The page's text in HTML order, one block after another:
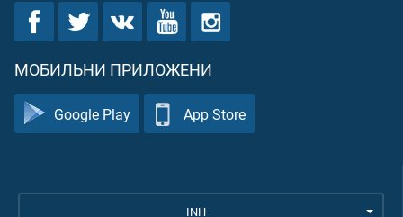
МОБИЛЬНИ ПРИЛОЖЕНИ
Google Play App Store
INH